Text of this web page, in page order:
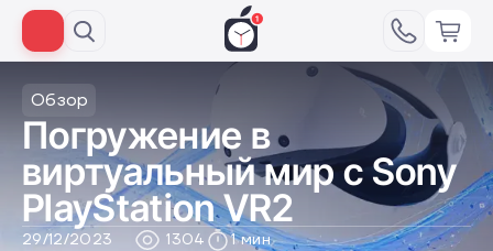
Обзор
Погружение в
виртуальный мир с Sony
PlayStation VR2
29/12/2023 1304 1 мин